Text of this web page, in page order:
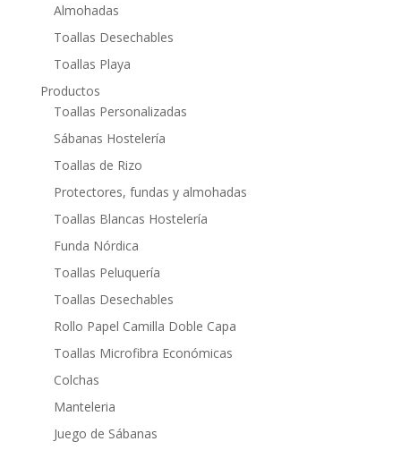
Almohadas
Toallas Desechables
Toallas Playa
Productos
Toallas Personalizadas
Sábanas Hostelería
Toallas de Rizo
Protectores, fundas y almohadas
Toallas Blancas Hostelería
Funda Nórdica
Toallas Peluquería
Toallas Desechables
Rollo Papel Camilla Doble Capa
Toallas Microfibra Económicas
Colchas
Manteleria
Juego de Sábanas